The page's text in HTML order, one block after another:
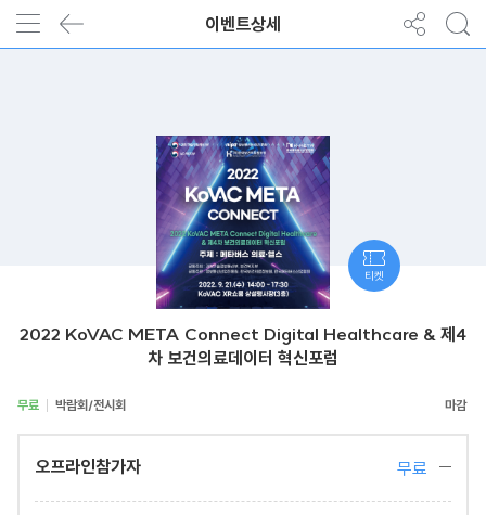
이벤트상세
2022 KoVAC META Connect Digital Healthcare & 제4
차 보건의료데이터 혁신포럼
무료 박람회/전시회
오프라인참가자 무료
티켓